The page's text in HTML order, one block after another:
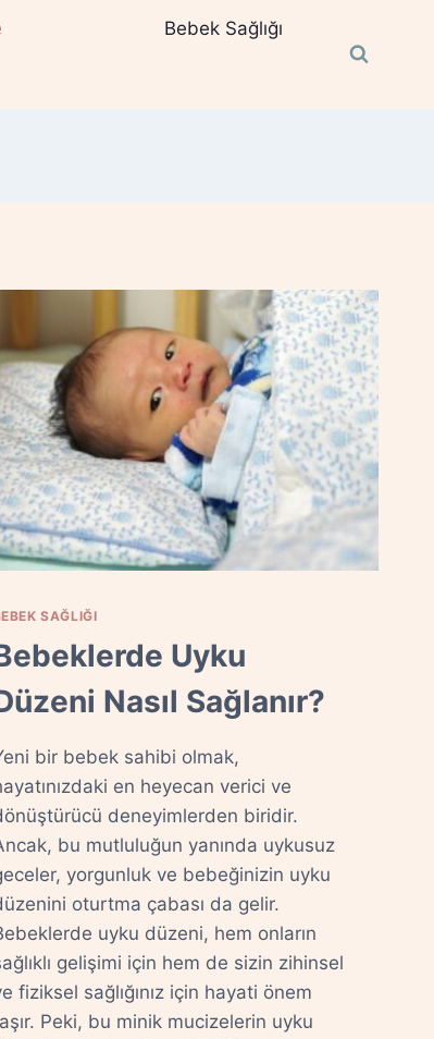
Bebek Sağlığı
SAĞLIĞI
Uyku
Nasıl Sağlanır?
bir bebek sahibi olmak,
en heyecan verici ve
deneyimlerden biridir.
bu mutluluğun yanında uykusuz
yorgunluk ve bebeğinizin uyku
oturtma çabası da gelir.
uyku düzeni, hem onların
gelişimi için hem de sizin zihinsel
fiziksel sağlığınız için hayati önem
Peki, bu minik mucizelerin uyku